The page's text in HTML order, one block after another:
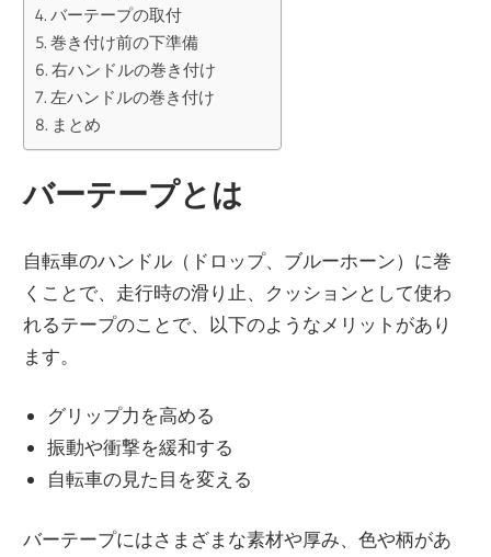
バーテープの取付
巻き付け前の下準備
右ハンドルの巻き付け
左ハンドルの巻き付け
まとめ
バーテープとは
自転車のハンドル（ドロップ、ブルーホーン）に巻
くことで、走行時の滑り止、クッションとして使わ
れるテープのことで、以下のようなメリットがあり
ます。
グリップ力を高める
振動や衝撃を緩和する
自転車の見た目を変える
バーテープにはさまざまな素材や厚み、色や柄があ